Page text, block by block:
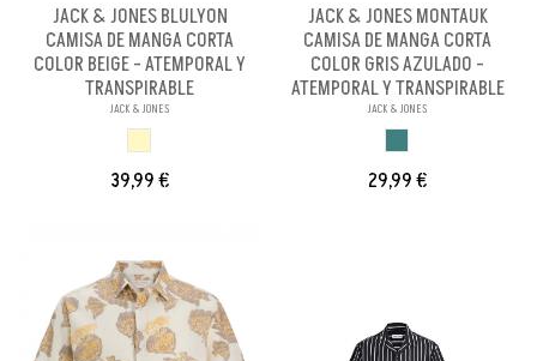
JACK & JONES BLULYON
CAMISA DE MANGA CORTA
COLOR BEIGE - ATEMPORAL Y
TRANSPIRABLE
JACK & JONES
39,99 €
JACK & JONES MONTAUK
CAMISA DE MANGA CORTA
COLOR GRIS AZULADO -
ATEMPORAL Y TRANSPIRABLE
JACK & JONES
29,99 €